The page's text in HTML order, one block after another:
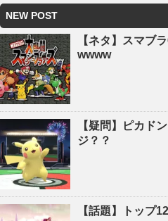
NEW POST
【ネタ】スマブ
wwww
【疑問】ピカド
ジ？？
【話題】トップ